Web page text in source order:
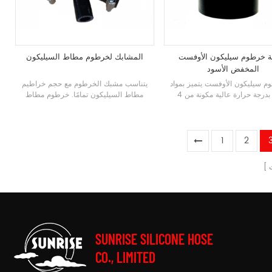
المشابك لخرطوم مطاط السيليكون
يتناسب مشبك الخرطوم مع حجم خراطيم
مطاط السيليكون تمامًا. خرطوم مطاط
خرطوم سيليكون الأوفست
المخفض الأسود
سيليكون الأوفست يتميز بمواد
مقواة بدرجة حرارة عالية مكونة من 4
معقد وفقًا لمواصفاتك
1 2
SUNRISE SILICONE HOSE
CO., LIMITED